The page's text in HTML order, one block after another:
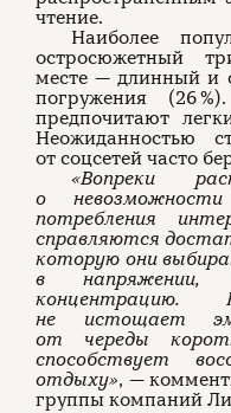
чтение.
Наиболее
остросюжетный
месте — длинный и
погружения (26
предпочитают
Неожиданностью
от соцсетей часто
«Вопреки
о
потребления
справляются
которую они
в напряжении,
не истощает
от череды
способствует
отдыху», —
группы компаний